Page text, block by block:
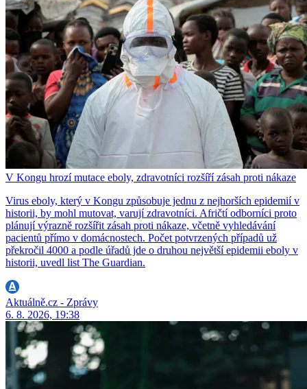
V Kongu hrozí mutace eboly, zdravotníci rozšíří zásah proti nákaze
Virus eboly, který v Kongu způsobuje jednu z nejhorších epidemií v
historii, by mohl mutovat, varují zdravotníci. Afričtí odborníci proto
plánují výrazně rozšířit zásah proti nákaze, včetně vyhledávání
pacientů přímo v domácnostech. Počet potvrzených případů už
překročil 4000 a podle úřadů jde o druhou největší epidemii eboly v
historii, uvedl list The Guardian.
Aktuálně.cz - Zprávy
6. 8. 2026, 19:38